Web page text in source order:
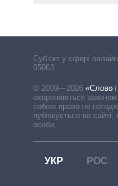
Cуб'єкт у сфері
05063
© 2009—2026 «Слово
охороняються
собою право не
публікується на
особи.
УКР РОС